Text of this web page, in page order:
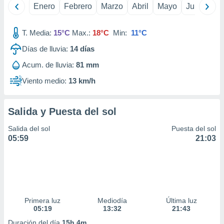
crear un
de la
del
de
Enero Febrero Marzo Abril Mayo Junio
T. Media: 15°C Max.: 18°C Min: 11°C
Días de lluvia: 14días
Acum. de lluvia: 81 mm
Viento medio: 13 km/h
Salida y Puesta del sol
Salida del sol
05:59
Puesta del sol
21:03
Primera luz
05:19
Mediodía
13:32
Última luz
21:43